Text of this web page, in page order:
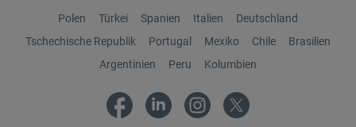
Wir sind in 13 Ländern unter den führenden Anbietern:
Polen
Türkei Spanien Italien
Deutschland
Tschechische Republik
Portugal Mexiko Chile
Argentinien
Peru Kolumbien